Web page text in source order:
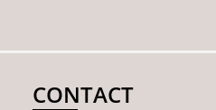
CONTACT